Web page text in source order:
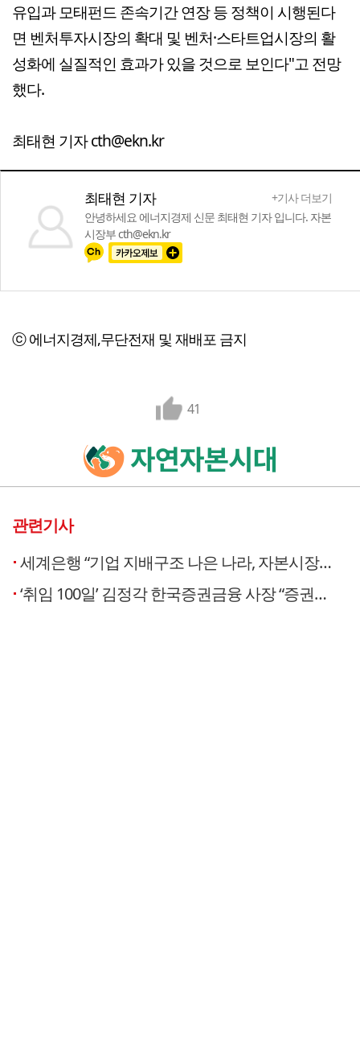
유입과 모태펀드 존속기간 연장 등 정책이 시행된다
면 벤처투자시장의 확대 및 벤처·스타트업시장의 활
성화에 실질적인 효과가 있을 것으로 보인다"고 전망
했다.
최태현 기자 cth@ekn.kr
최태현 기자
+기사 더보기
안녕하세요 에너지경제 신문 최태현 기자 입니다. 자본
시장부 cth@ekn.kr
ⓒ 에너지경제,무단전재 및 재배포 금지
41
관련기사
세계은행 “기업 지배구조 나은 나라, 자본시장 더 발전”…한국증권금융, 투자자 재산 보호에 매진
‘취임 100일’ 김정각 한국증권금융 사장 “증권사 지원 확대…글로벌 역량 강화”